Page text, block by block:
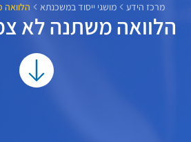
מרכז הידע מושגי ייסוד במשכנתא
הלוואה משתנה לא